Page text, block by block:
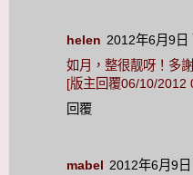
helen 2012年6月9日
如月，整很靓呀！多
[版主回覆06/10/2012
回覆
mabel 2012年6月9